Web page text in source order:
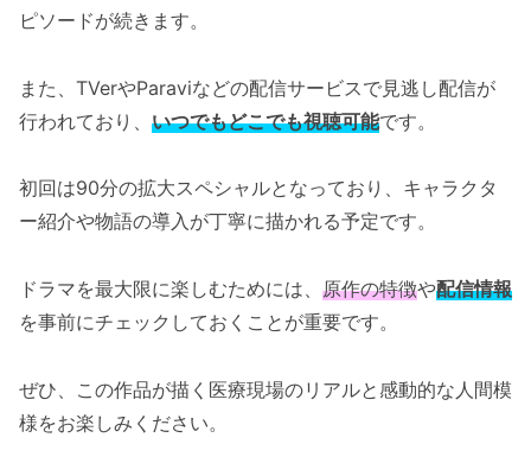
ピソードが続きます。
また、TVerやParaviなどの配信サービスで見逃し配信が
行われており、 いつでもどこでも視聴可能です。
初回は90分の拡大スペシャルとなっており、キャラクタ
ー紹介や物語の導入が丁寧に描かれる予定です。
ドラマを最大限に楽しむためには、 原作の特徴や配信情報
を事前にチェックしておくことが重要です。
ぜひ、この作品が描く医療現場のリアルと感動的な人間模
様をお楽しみください。